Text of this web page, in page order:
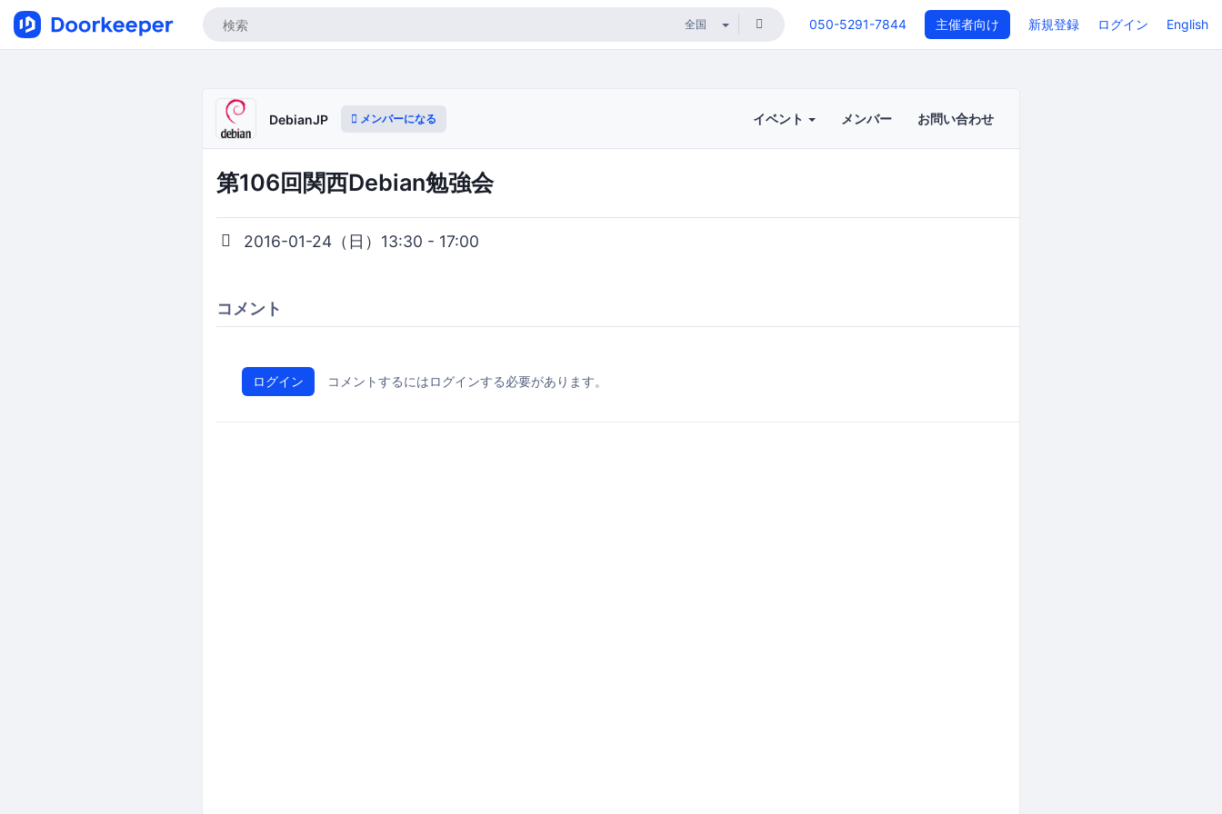
050-5291-7844 主催者向け 新規登録 ログイン English
DebianJP メンバーになる イベント メンバー お問い合わせ
第106回関西Debian勉強会
2016-01-24（日）13:30 - 17:00
コメント
ログイン コメントするにはログインする必要があります。